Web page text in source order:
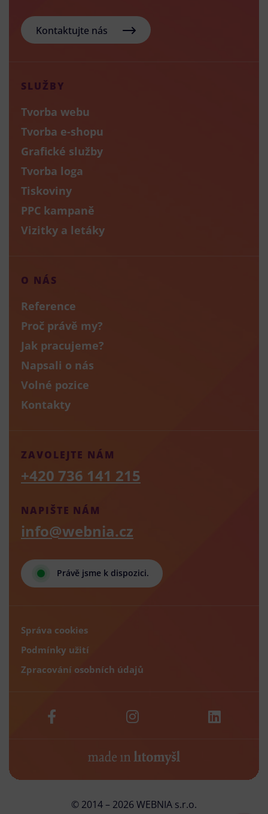
Kontaktujte nás
SLUŽBY
Tvorba webu
Tvorba e-shopu
Grafické služby
Tvorba loga
Tiskoviny
PPC kampaně
Vizitky a letáky
O NÁS
Reference
Proč právě my?
Jak pracujeme?
Napsali o nás
Volné pozice
Kontakty
Právě jsme k dispozici.
NAPIŠTE NÁM
info@webnia.cz
ZAVOLEJTE NÁM
+420 736 141 215
Správa cookies
Podmínky užití
Zpracování osobních údajů
© 2014 – 2026 WEBNIA s.r.o.